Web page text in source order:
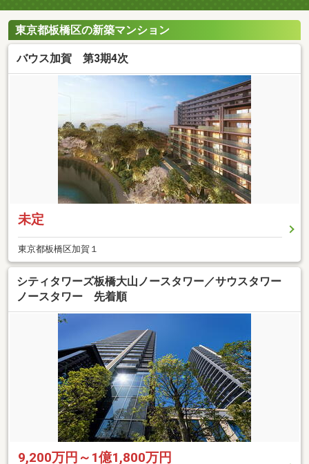
東京都板橋区の新築マンション
バウス加賀 第3期4次
未定
東京都板橋区加賀１
シティタワーズ板橋大山ノースタワー／サウスタワー
ノースタワー 先着順
9,200万円～1億1,800万円